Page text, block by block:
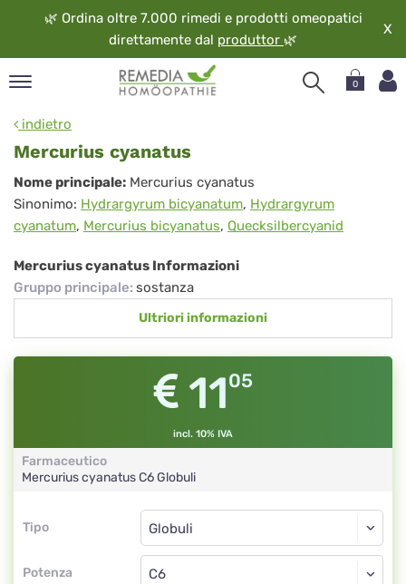
🌿 Ordina oltre 7.000 rimedi e prodotti omeopatici
direttamente dal produttor 🌿
X
0
indietro
Mercurius cyanatus
Mercurius
cyanatus
Nome principale: Mercurius cyanatus
Sinonimo: Hydrargyrum bicyanatum, Hydrargyrum
cyanatum, Mercurius bicyanatus, Quecksilbercyanid
Mercurius cyanatus Informazioni
Gruppo principale: sostanza
Ultriori informazioni
1105
incl. 10% IVA
Farmaceutico
Mercurius cyanatusC6Globuli
Tipo
Tipo
Potenza
Globuli
C6